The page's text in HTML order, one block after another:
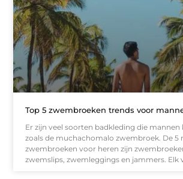
Top 5 zwembroeken trends voor
Er zijn veel soorten badkleding die mannen
zoals de muchachomalo zwembroek. De 5
zwembroeken voor heren zijn
zwemslips, zwemleggings en jammers. Elk